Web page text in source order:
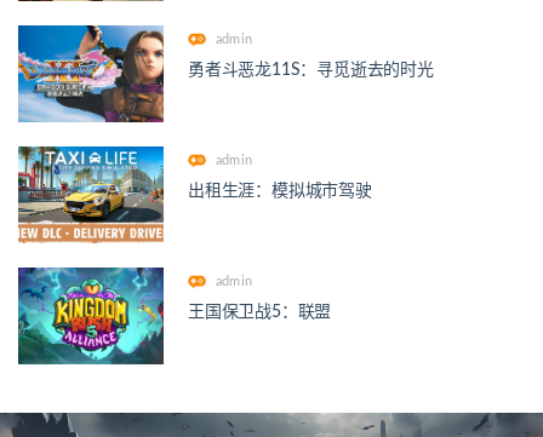
admin
勇者斗恶龙11S：寻觅逝去的时光
admin
出租生涯：模拟城市驾驶
admin
王国保卫战5：联盟